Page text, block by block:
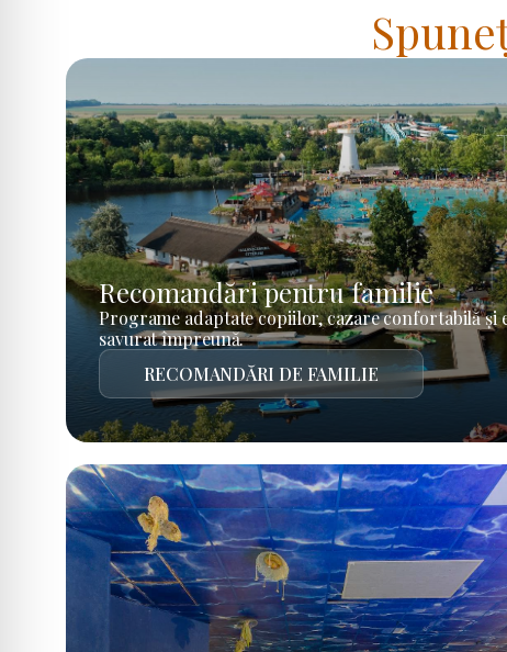
Recomandări pentru familie
Programe adaptate copiilor, cazare confortabilă și
savurat împreună.
RECOMANDĂRI DE FAMILIE